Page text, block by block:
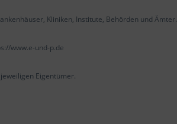
Kliniken, Institute, Behörden und Ämter.
www.e-und-p.de
Eigentümer.